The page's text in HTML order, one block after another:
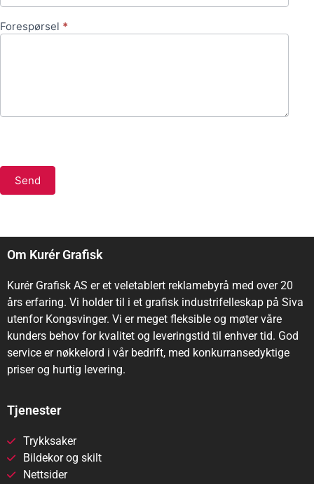
Forespørsel *
Send
Om Kurér Grafisk
Kurér Grafisk AS er et veletablert reklamebyrå med over 20
års erfaring. Vi holder til i et grafisk industrifelleskap på Siva
utenfor Kongsvinger. Vi er meget fleksible og møter våre
kunders behov for kvalitet og leveringstid til enhver tid. God
service er nøkkelord i vår bedrift, med konkurransedyktige
priser og hurtig levering.
Tjenester
Trykksaker
Bildekor og skilt
Nettsider